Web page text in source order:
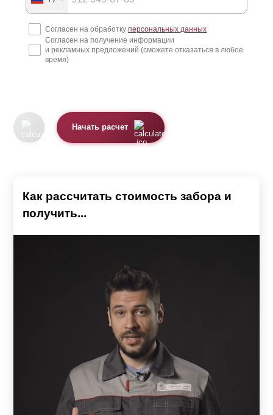
Согласен на обработку персональных данных
Согласен на получение информации
и рекламных предложений (сможете отказаться в любое
время)
Начать расчет
Как рассчитать стоимость забора и
получить...